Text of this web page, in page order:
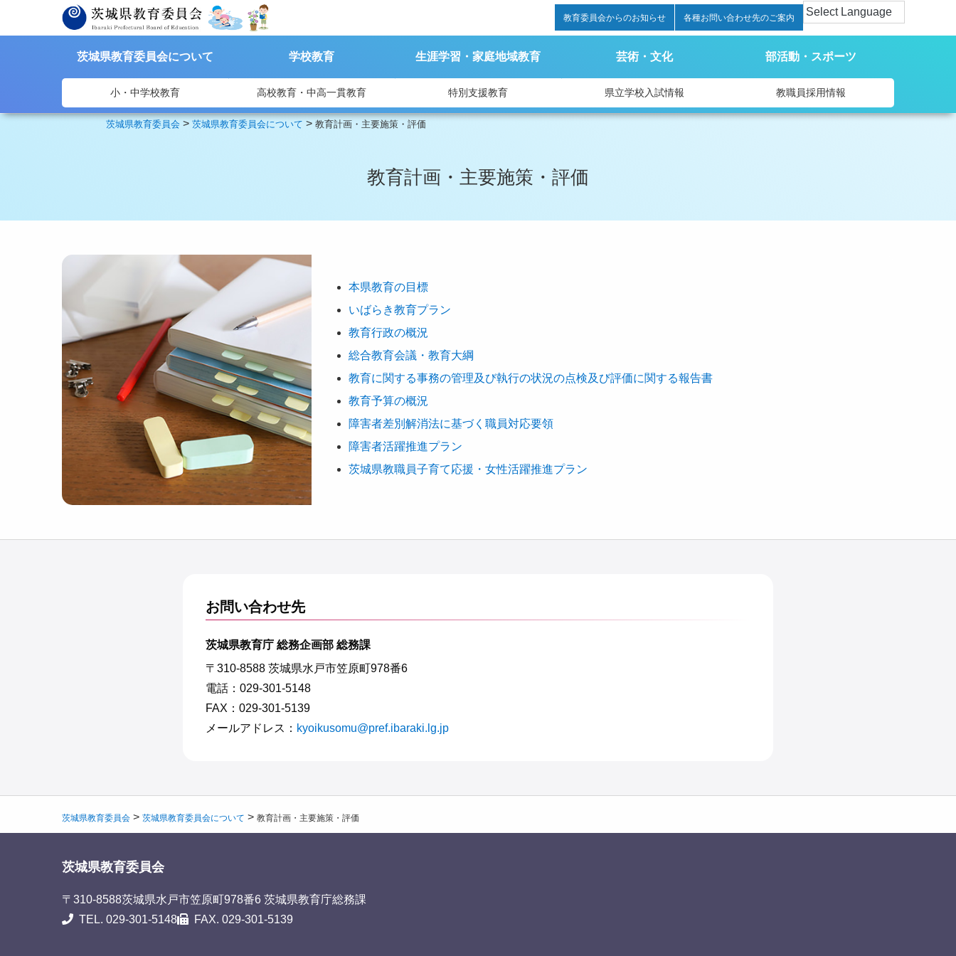
教育委員会からのお知らせ 各種お問い合わせ先のご案内
茨城県教育委員会について 学校教育 生涯学習・家庭地域教育 芸術・文化 部活動・スポーツ
小・中学校教育 高校教育・中高一貫教育 特別支援教育 県立学校入試情報 教職員採用情報
茨城県教育委員会 >茨城県教育委員会について >教育計画・主要施策・評価
教育計画・主要施策・評価
本県教育の目標
いばらき教育プラン
教育行政の概況
総合教育会議・教育大綱
教育に関する事務の管理及び執行の状況の点検及び評価に関する報告書
教育予算の概況
障害者差別解消法に基づく職員対応要領
障害者活躍推進プラン
茨城県教職員子育て応援・女性活躍推進プラン
お問い合わせ先
茨城県教育庁 総務企画部 総務課
〒310-8588 茨城県水戸市笠原町978番6
電話：029-301-5148
FAX：029-301-5139
メールアドレス： kyoikusomu@pref.ibaraki.lg.jp
茨城県教育委員会 > 茨城県教育委員会について > 教育計画・主要施策・評価
茨城県教育委員会
〒310-8588茨城県水戸市笠原町978番6 茨城県教育庁総務課
TEL. 029-301-5148
FAX. 029-301-5139